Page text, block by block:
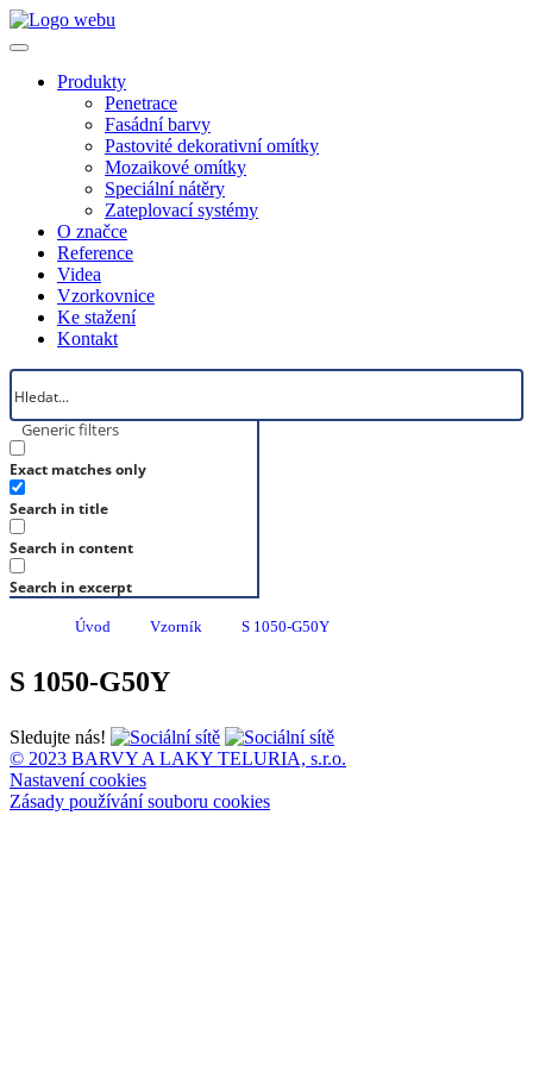
Produkty
Penetrace
Fasádní barvy
Pastovité dekorativní omítky
Mozaikové omítky
Speciální nátěry
Zateplovací systémy
O značce
Reference
Videa
Vzorkovnice
Ke stažení
Kontakt
Generic filters
Exact matches only
Search in title
Search in content
Search in excerpt
Úvod Vzorník S 1050-G50Y
S 1050-G50Y
Sledujte nás!
© 2023 BARVY A LAKY TELURIA, s.r.o.
Nastavení cookies
Zásady používání souboru cookies